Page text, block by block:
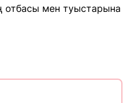
мен туыстарына